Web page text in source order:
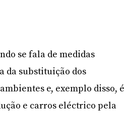
se fala de medidas
da substituição dos
e, exemplo disso, é
e carros eléctrico pela